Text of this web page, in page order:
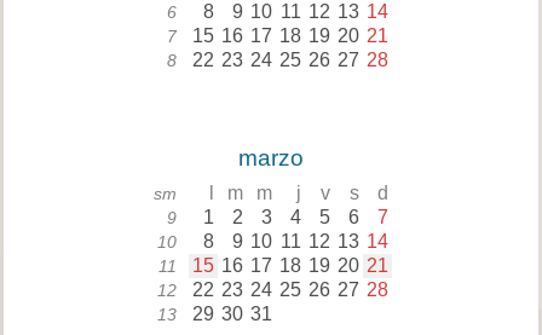
6 8 9 10 11 12 13 14
7 15 16 17 18 19 20 21
8 22 23 24 25 26 27 28
marzo
sm m m j v s d
9 1 2 3 4 5 6 7
10 8 9 10 11 12 13 14
11 15 16 17 18 19 20 21
12 22 23 24 25 26 27 28
13 29 30 31